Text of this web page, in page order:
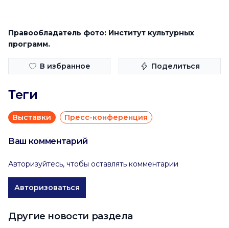
Правообладатель фото: Институт культурных
программ.
В избранное Поделиться
Теги
Выставки Пресс-конференция
Ваш комментарий
Авторизуйтесь, чтобы оставлять комментарии
Авторизоваться
Другие новости раздела